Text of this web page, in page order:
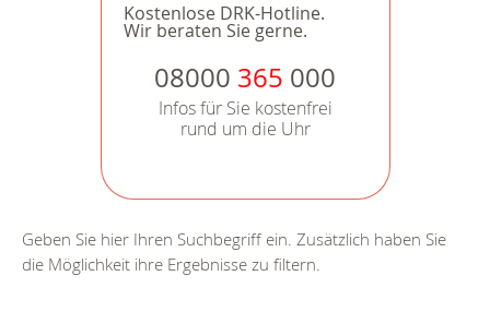
Kostenlose DRK-Hotline.
Wir beraten Sie gerne.
08000 365 000
Infos für Sie kostenfrei
rund um die Uhr
Geben Sie hier Ihren Suchbegriff ein. Zusätzlich haben Sie
die Möglichkeit ihre Ergebnisse zu filtern.